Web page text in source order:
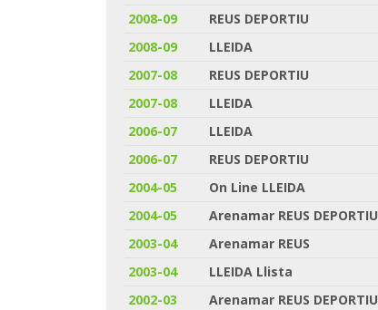
2008-09
REUS DEPORTIU
2008-09
LLEIDA
2007-08
REUS DEPORTIU
2007-08
LLEIDA
2006-07
LLEIDA
2006-07
REUS DEPORTIU
2004-05
On Line LLEIDA
2004-05
Arenamar REUS DEPORTIU
2003-04
Arenamar REUS
2003-04
LLEIDA Llista
2002-03
Arenamar REUS DEPORTIU